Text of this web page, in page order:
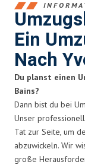
Ein
Nach
Du planst einen
Bains?
Dann bist du bei
Unser
Tat zur Seite, um
abzuwickeln. Wir
große